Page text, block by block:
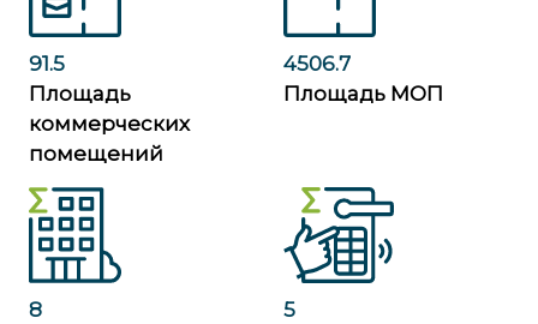
91.5
Площадь
коммерческих
помещений
4506.7
Площадь МОП
8
5